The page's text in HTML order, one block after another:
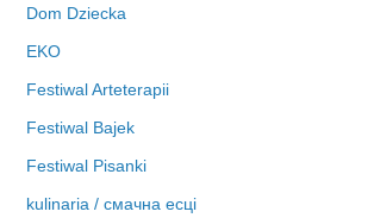
Dom Dziecka
EKO
Festiwal Arteterapii
Festiwal Bajek
Festiwal Pisanki
kulinaria / смачна есці